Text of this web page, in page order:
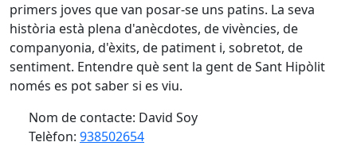
primers joves que van posar-se uns patins. La seva
història està plena d'anècdotes, de vivències, de
companyonia, d'èxits, de patiment i, sobretot, de
sentiment. Entendre què sent la gent de Sant Hipòlit
només es pot saber si es viu.
Nom de contacte: David Soy
Telèfon: 938502654